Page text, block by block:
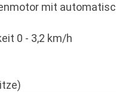
mit
0 - 3,2 km/h